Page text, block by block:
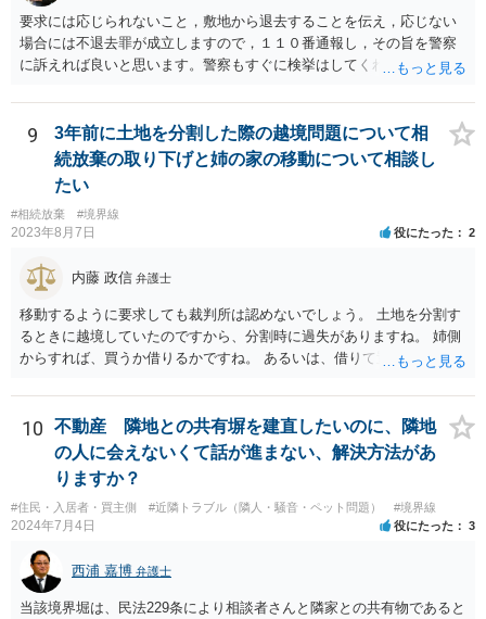
じます。 お話をお聞きする限り、相手方のやり口は非常に強引かつ高
圧的で、相談者様が恐怖を感じるのは無理もないことかと思います。
相手方の態度を見ていると、無理矢理塀を破壊して建築工事を強行す
るおそれすらあるように思われますので、相手方に、塀の取り壊しに
付けるとともに、行政にも相談するのがよろしいかと存じます。 ま
た、相談者様が弁護士に依頼することで、相手方との交渉は全て弁護
士に任せることができ、相手方と話さなければならないという精神的
なご負担をなくすこともできます。 相手方に恐怖を感じ、ご自身で話
し合いを行うことができそうにないようでしたら、一度弁護士に依頼
れば幸いです。
要求には応じられないこと，敷地から退去することを伝え，応じない
場合には不退去罪が成立しますので，１１０番通報し，その旨を警察
に訴えれば良いと思います。警察もすぐに検挙はしてくれませんが，
います。 弁護士には，不当要求の拒絶ということで依頼すれば良いと
思います。不当要求には「落としどころ」は存在しません。明確に要
求を拒絶し，不満なら裁判所で解決するように伝えるべきです（不当
要求してくる相手は，実際に裁判所に訴えることは少ないですが）
9
3年前に土地を分割した際の越境問題について相
続放棄の取り下げと姉の家の移動について相談し
たい
#相続放棄 #境界線
2023年8月7日 役にたった 2
内藤 政信 弁護士
移動するように要求しても裁判所は認めないでしょう。 土地を分割す
るときに越境していたのですから、分割時に過失がありますね。 姉側
からすれば、買うか借りるかですね。 あるいは、借りて置いて、次回
ば、異動や撤去を求めることは、信義則上、認められないので どこか
で妥協するしかないでしょうね。
10
不動産 隣地との共有塀を建直したいのに、隣地
の人に会えないくて話が進まない、解決方法があ
りますか？
#住民・入居者・買主側 #近隣トラブル（隣人・騒音・ペット問題） #境界線
2024年7月4日 役にたった 3
西浦 嘉博 弁護士
当該境界堀は、民法229条により相談者さんと隣家との共有物であると